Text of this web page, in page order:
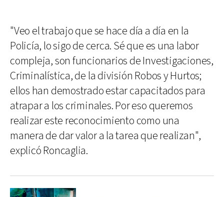
"Veo el trabajo que se hace día a día en la
Policía, lo sigo de cerca. Sé que es una labor
compleja, son funcionarios de Investigaciones,
Criminalística, de la división Robos y Hurtos;
ellos han demostrado estar capacitados para
atrapar a los criminales. Por eso queremos
realizar este reconocimiento como una
manera de dar valor a la tarea que realizan",
explicó Roncaglia.